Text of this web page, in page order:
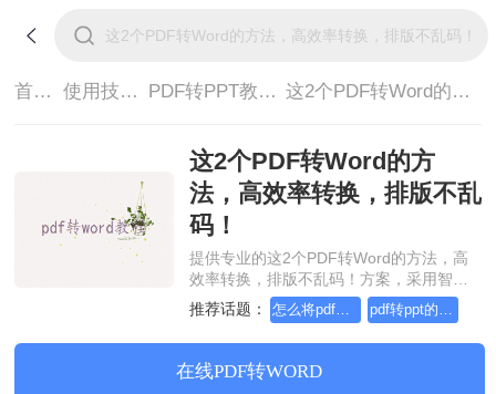
首页> 使用技巧> PDF转PPT教程> 这2个PDF转Word的方法，高效率转换，排版不乱码！
这2个PDF转Word的方
法，高效率转换，排版不乱
码！
提供专业的这2个PDF转Word的方法，高
效率转换，排版不乱码！方案，采用智能
对象流重构技术，确保文档1:1高保真还原
且排版不乱码。支持一键批量处理，全链
路 SSL 加密保障隐私安全。助您快速实现
这2个PDF转Word的方法，高效率转换，
排版不乱码！，无需安装，高效办公。
推荐话题： 怎么将pdf转换成ppt，这些方法可以帮到你
在线PDF转WORD